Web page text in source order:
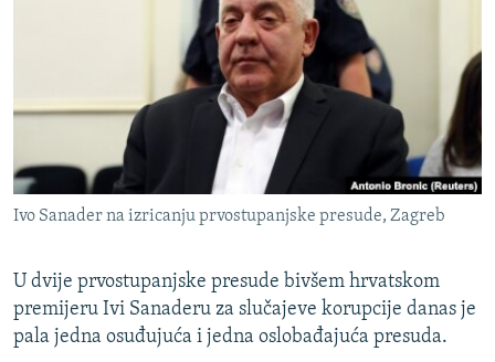
SPECIJALI RSE
VIŠE OD NASLOVA
GENOCID U SREBRENICI
POPLAVE I KLIZIŠTA U BIH 2024.
POST SCRIPTUM
MOJA EVROPA
PRATITE NAS
Sve RFE/RL stranice
Ivo Sanader na izricanju prvostupanjske presude, Zagreb
U dvije prvostupanjske presude bivšem hrvatskom
premijeru Ivi Sanaderu za slučajeve korupcije danas je
pala jedna osuđujuća i jedna oslobađajuća presuda.